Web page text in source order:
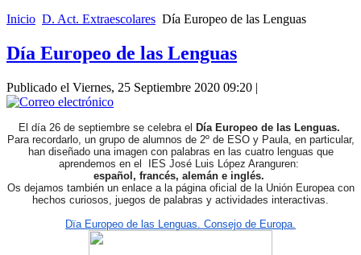
Inicio D. Act. Extraescolares Día Europeo de las Lenguas
Día Europeo de las Lenguas
Publicado el Viernes, 25 Septiembre 2020 09:20 |
El día 26 de septiembre se celebra el Día Europeo de las Lenguas.
Para recordarlo, un grupo de alumnos de 2º de ESO y Paula, en particular,
han diseñado una imagen con palabras en las cuatro lenguas que
aprendemos en el IES José Luis López Aranguren:
español, francés, alemán e inglés.
Os dejamos también un enlace a la página oficial de la Unión Europea con
hechos curiosos, juegos de palabras y actividades interactivas.
Dïa Europeo de las Lenguas. Consejo de Europa.